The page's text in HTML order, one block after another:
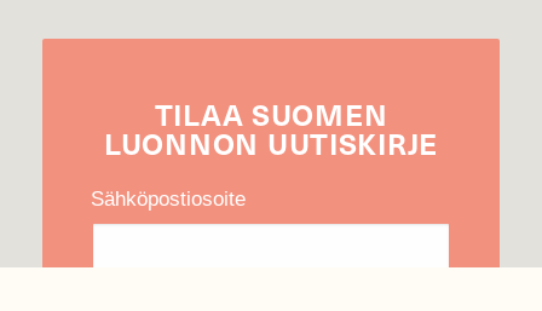
TILAA SUOMEN
LUONNON UUTIS­KIRJE
Sähköpostiosoite